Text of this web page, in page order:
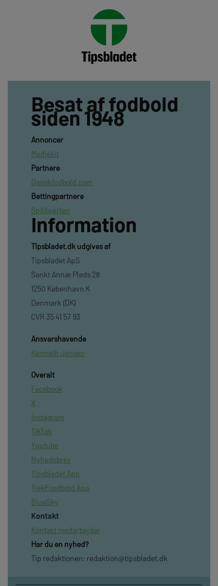
Besat af fodbold
siden 1948
Annoncer
Mediekit
Partnere
Danskfodbold.com
Bettingpartnere
SpilXperten
Information
TIpsbladet.dk udgives af
Tipsbladet ApS
Sankt Annæ Plads 28
1250 København K
Denmark (DK)
CVR 35 41 57 93
Ansvarshavende
Kenneth Jensen
Overalt
Facebook
X
Instagram
TikTok
Youtube
Nyhedsbrev
Tipsbladet App
TjekFoodbold App
BlueSky
Kontakt
Kontakt medarbejder
Har du en nyhed?
Tip redaktionen: redaktion@tipsbladet.dk